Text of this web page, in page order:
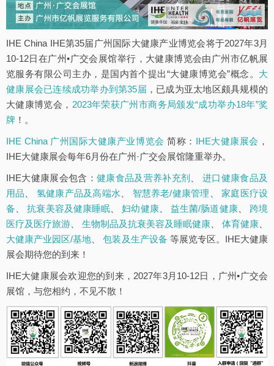
IHE China IHE第35届广州国际大健康产业博览会将于2027年3月
10-12日在广州•广交会展馆举行，大健康博览会由广州市亿帆展
览服务有限公司主办，是国内首个提出“大健康博览会”概念。 大
健康展会已连续成功举办到第35届 ，已成为亚太地区颇具规模的
大健康博览会， 2023年荣获广州市商务局颁发“成功举办18年”奖
牌 ！。
IHE China 广州国际大健康产业博览会 简称： IHE大健康展会 ，
IHE大健康展会每年6月份在广州·广交会展馆隆重举办。
IHE大健康展会包含： 健康食品及营养补充剂 、进口健康食品及
用品
氢健康产品及高端水 智慧养老/健康管理 、家庭医疗设
备 、抗衰美容及健康睡眠 、妇幼健康、 益生菌/肠道健康、 跨境
医疗及医疗旅游
生物制品及抗衰美容及睡眠健康 体育健康
大健康产业园区/基地 、包装及生产设备 等展览专区。IHE大健康
展会期待您的到来！
IHE大健康展会欢迎您的到来，2027年3月10-12日，广州•广交会
展馆，与您相约，不见不散！